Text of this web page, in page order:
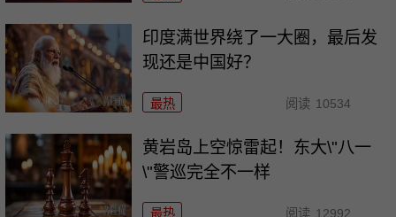
印度满世界绕了一大圈，最后发
现还是中国好？
最热 阅读 10534
黄岩岛上空惊雷起！东大\"八一
\"警巡完全不一样
最热 阅读 12992